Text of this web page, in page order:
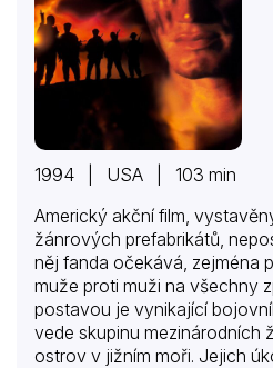
1994 | USA | 103 min
Americký akční film,
žánrových prefabrikátů,
něj fanda očekává, zejména
muže proti muži na všechny
postavou je vynikající
vede skupinu mezinárodních
ostrov v jižním moři. Jejich